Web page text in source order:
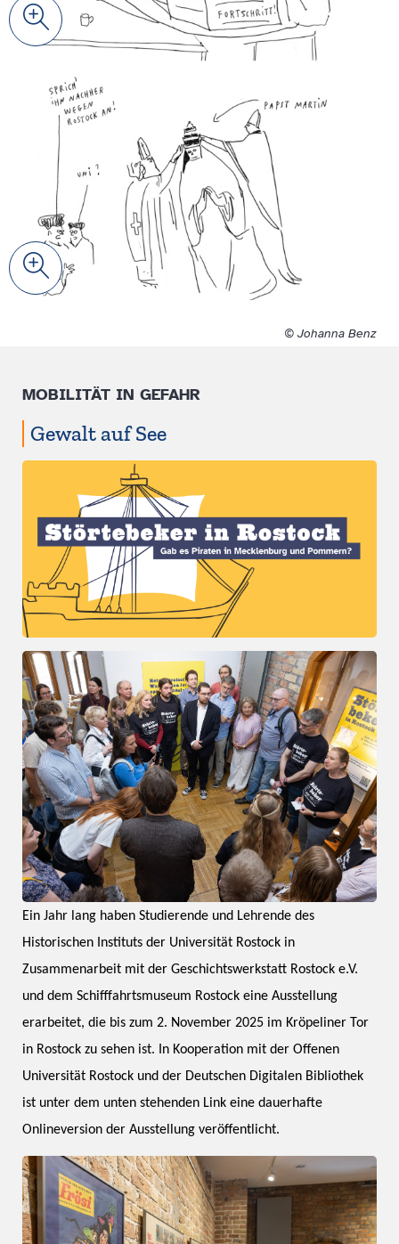
Zoom
Zoom
© Johanna Benz
MOBILITÄT IN GEFAHR
Gewalt auf See
Ein Jahr lang haben Studierende und Lehrende des
Historischen Instituts der Universität Rostock in
Zusammenarbeit mit der Geschichtswerkstatt Rostock e.V.
und dem Schifffahrtsmuseum Rostock eine Ausstellung
erarbeitet, die bis zum 2. November 2025 im Kröpeliner Tor
in Rostock zu sehen ist. In Kooperation mit der Offenen
Universität Rostock und der Deutschen Digitalen Bibliothek
ist unter dem unten stehenden Link eine dauerhafte
Onlineversion der Ausstellung veröffentlicht.